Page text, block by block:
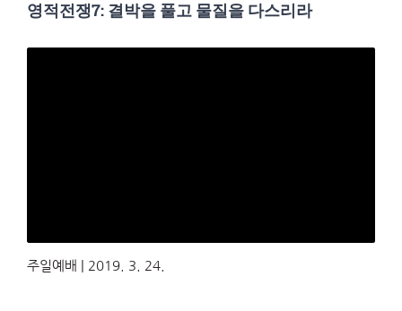
영적전쟁7: 결박을 풀고 물질을 다스리라
주일예배 | 2019. 3. 24.